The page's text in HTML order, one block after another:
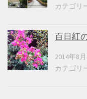
カテゴリ
百日紅
2014年8
カテゴリ